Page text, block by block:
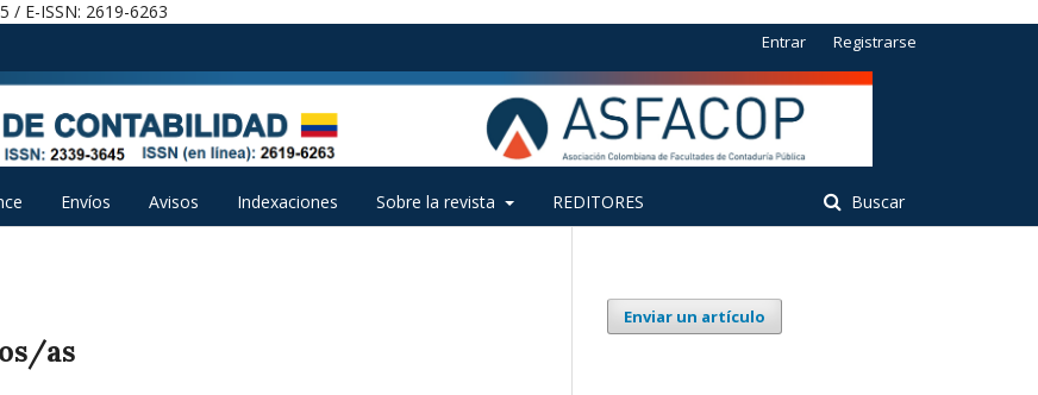
/ E-ISSN: 2619-6263
Envíos Avisos Indexaciones Sobre la revista REDITORES Buscar
Entrar Registrarse
as
Enviar un artículo